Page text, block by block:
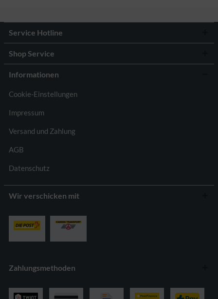
Service Hotline
Shop Service
Informationen
Cookie-Einstellungen
Impressum
Versand und Zahlung
AGB
Datenschutz
Wir verschicken mit
Zahlungsmethoden